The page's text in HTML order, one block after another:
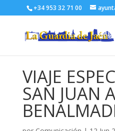
+34 953 32 71 00
VIAJE
SAN JUAN